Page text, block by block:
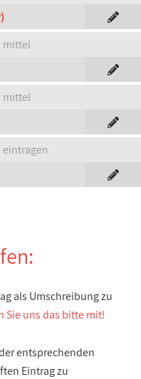
mittel
mittel
eintragen
als Umschreibung zu
Sie uns das bitte mit!
entsprechenden
Eintrag zu